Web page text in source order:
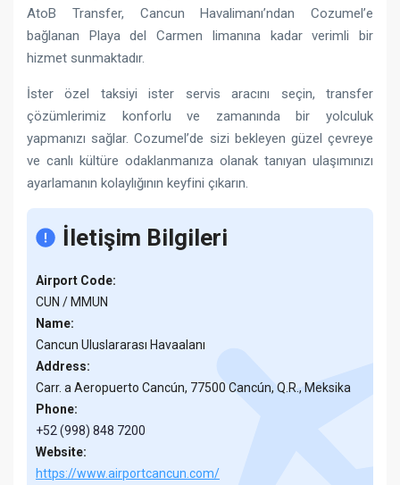
AtoB Transfer, Cancun Havalimanı’ndan Cozumel’e
bağlanan Playa del Carmen limanına kadar verimli bir
hizmet sunmaktadır.
İster özel taksiyi ister servis aracını seçin, transfer
çözümlerimiz konforlu ve zamanında bir yolculuk
yapmanızı sağlar. Cozumel’de sizi bekleyen güzel çevreye
ve canlı kültüre odaklanmanıza olanak tanıyan ulaşımınızı
ayarlamanın kolaylığının keyfini çıkarın.
İletişim Bilgileri
Airport Code:
CUN / MMUN
Name:
Cancun Uluslararası Havaalanı
Address:
Carr. a Aeropuerto Cancún, 77500 Cancún, Q.R., Meksika
Phone:
+52 (998) 848 7200
Website:
https://www.airportcancun.com/